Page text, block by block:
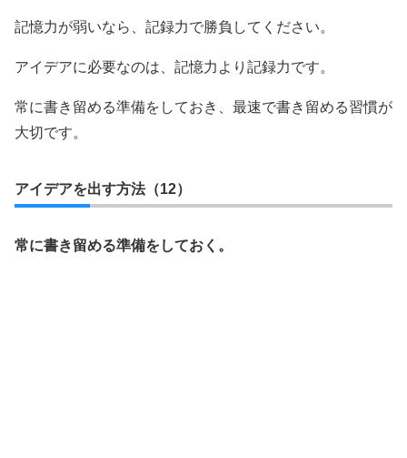
記憶力が弱いなら、記録力で勝負してください。
アイデアに必要なのは、記憶力より記録力です。
常に書き留める準備をしておき、最速で書き留める習慣が
大切です。
アイデアを出す方法（12）
常に書き留める準備をしておく。